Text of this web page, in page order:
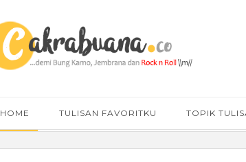
HOME TULISAN FAVORITKU TOPIK